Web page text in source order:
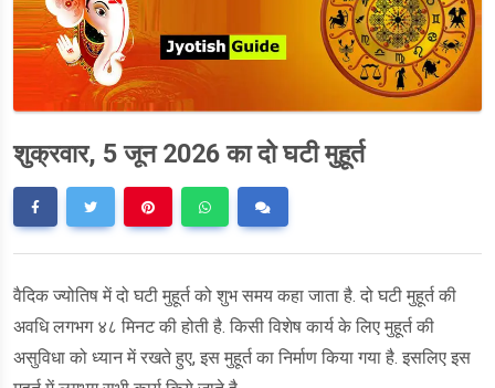
शुक्रवार, 5 जून 2026 का दो घटी मुहूर्त
वैदिक ज्योतिष में दो घटी मुहूर्त को शुभ समय कहा जाता है. दो घटी मुहूर्त की
अवधि लगभग ४८ मिनट की होती है. किसी विशेष कार्य के लिए मुहूर्त की
असुविधा को ध्यान में रखते हुए, इस मुहूर्त का निर्माण किया गया है. इसलिए इस